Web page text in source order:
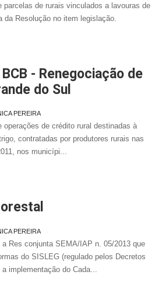
parcelas de rurais vinculados a lavouras de
da Resolução no item legislação.
- Renegociação de
do Sul
PEREIRA
operações de crédito rural destinadas à
contratadas por produtores rurais nas
nos municípi...
PEREIRA
Res conjunta SEMA/IAP n. 05/2013 que
do SISLEG (regulado pelos Decretos
implementação do Cada...